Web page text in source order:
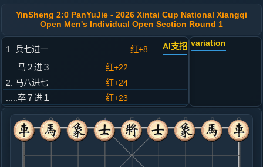
YinSheng 2:0 PanYuJie - 2026 Xintai Cup National Xiangqi
Open Men's Individual Open Section Round 1
1. 兵七进一 红+8 AI支招
.....马２进３
红+22
2. 马八进七
红+24
.....卒７进１
红+23
3. 马二进一
红+16
.....马８进７
红+17
4. 炮二平四
红+1
.....车９平８
红+12
variation